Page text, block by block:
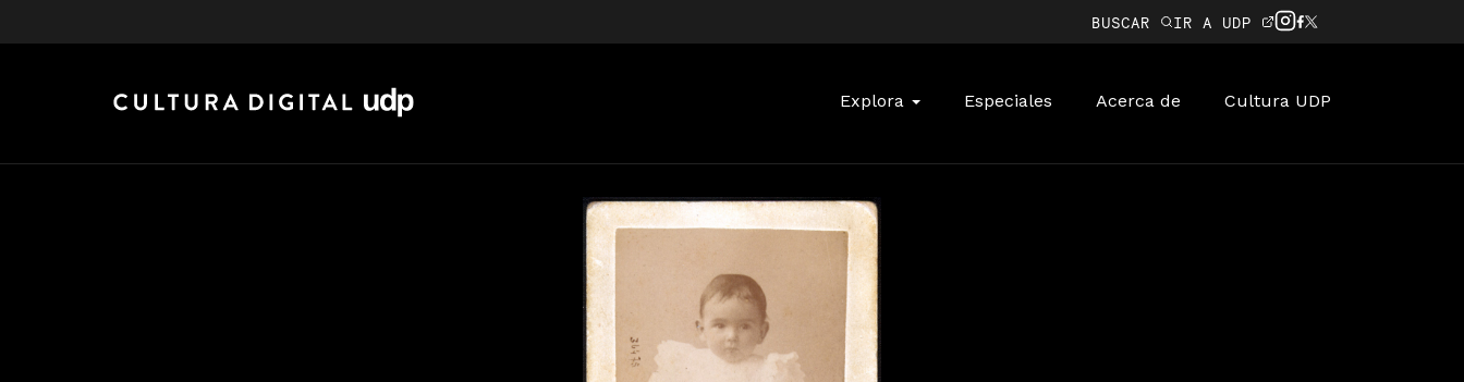
BUSCAR IR A UDP
Explora Especiales Acerca de Cultura UDP